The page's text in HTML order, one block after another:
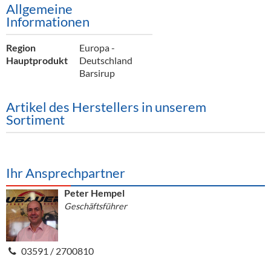
Verpackung
Hygieneartikel & Desinfektion
Allgemeine
Informationen
Region
Europa -
Deutschland
Hauptprodukt
Barsirup
Artikel des Herstellers in unserem
Sortiment
Ihr Ansprechpartner
Peter Hempel
Geschäftsführer
03591 / 2700810